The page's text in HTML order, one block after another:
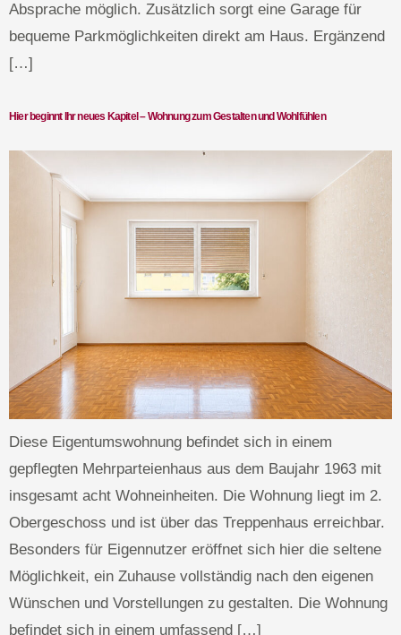
Absprache möglich. Zusätzlich sorgt eine Garage für
bequeme Parkmöglichkeiten direkt am Haus. Ergänzend
[…]
Hier beginnt Ihr neues Kapitel – Wohnung zum Gestalten und Wohlfühlen
Diese Eigentumswohnung befindet sich in einem
gepflegten Mehrparteienhaus aus dem Baujahr 1963 mit
insgesamt acht Wohneinheiten. Die Wohnung liegt im 2.
Obergeschoss und ist über das Treppenhaus erreichbar.
Besonders für Eigennutzer eröffnet sich hier die seltene
Möglichkeit, ein Zuhause vollständig nach den eigenen
Wünschen und Vorstellungen zu gestalten. Die Wohnung
befindet sich in einem umfassend […]